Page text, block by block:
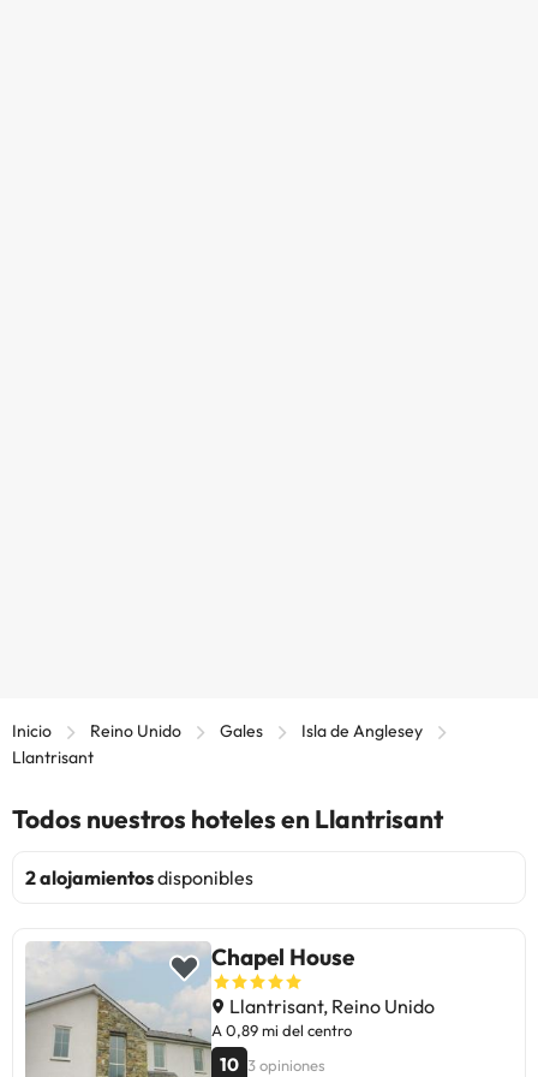
Inicio Reino Unido Gales
Isla de Anglesey
Llantrisant
Todos nuestros hoteles en Llantrisant
2 alojamientosdisponibles
Chapel House
Llantrisant, Reino Unido
A 0,89 mi del centro
10 3 opiniones